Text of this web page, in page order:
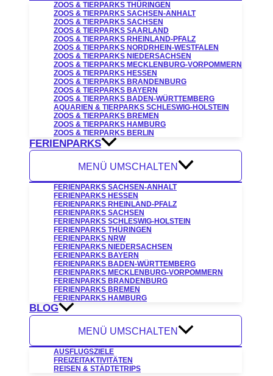
ZOOS & TIERPARKS THÜRINGEN
ZOOS & TIERPARKS SACHSEN-ANHALT
ZOOS & TIERPARKS SACHSEN
ZOOS & TIERPARKS SAARLAND
ZOOS & TIERPARKS RHEINLAND-PFALZ
ZOOS & TIERPARKS NORDRHEIN-WESTFALEN
ZOOS & TIERPARKS NIEDERSACHSEN
ZOOS & TIERPARKS MECKLENBURG-VORPOMMERN
ZOOS & TIERPARKS HESSEN
ZOOS & TIERPARKS BRANDENBURG
ZOOS & TIERPARKS BAYERN
ZOOS & TIERPARKS BADEN-WÜRTTEMBERG
AQUARIEN & TIERPARKS SCHLESWIG-HOLSTEIN
ZOOS & TIERPARKS BREMEN
ZOOS & TIERPARKS HAMBURG
ZOOS & TIERPARKS BERLIN
FERIENPARKS
MENÜ UMSCHALTEN
FERIENPARKS SACHSEN-ANHALT
FERIENPARKS HESSEN
FERIENPARKS RHEINLAND-PFALZ
FERIENPARKS SACHSEN
FERIENPARKS SCHLESWIG-HOLSTEIN
FERIENPARKS THÜRINGEN
FERIENPARKS NRW
FERIENPARKS NIEDERSACHSEN
FERIENPARKS BAYERN
FERIENPARKS BADEN-WÜRTTEMBERG
FERIENPARKS MECKLENBURG-VORPOMMERN
FERIENPARKS BRANDENBURG
FERIENPARKS BREMEN
FERIENPARKS HAMBURG
BLOG
MENÜ UMSCHALTEN
AUSFLUGSZIELE
FREIZEITAKTIVITÄTEN
REISEN & STÄDTETRIPS